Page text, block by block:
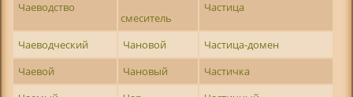
Чаеводство
смеситель
Частица
Чаеводческий Чановой
Частица-домен
Чаевой
Чановый
Частичка